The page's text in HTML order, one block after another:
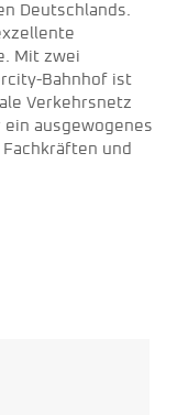
Deutschlands.
Mit zwei
Bahnhof ist
Verkehrsnetz
ausgewogenes
und